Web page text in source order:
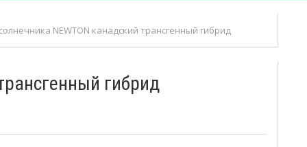
NEWTON канадский трансгенный гибрид
гибрид